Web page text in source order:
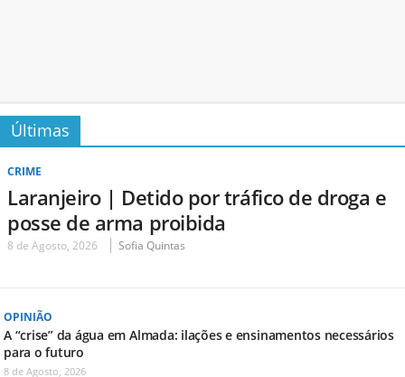
Últimas
CRIME
Laranjeiro | Detido por tráfico de droga e
posse de arma proibida
8 de Agosto, 2026 Sofia Quintas
OPINIÃO
A “crise” da água em Almada: ilações e ensinamentos necessários
para o futuro
8 de Agosto, 2026